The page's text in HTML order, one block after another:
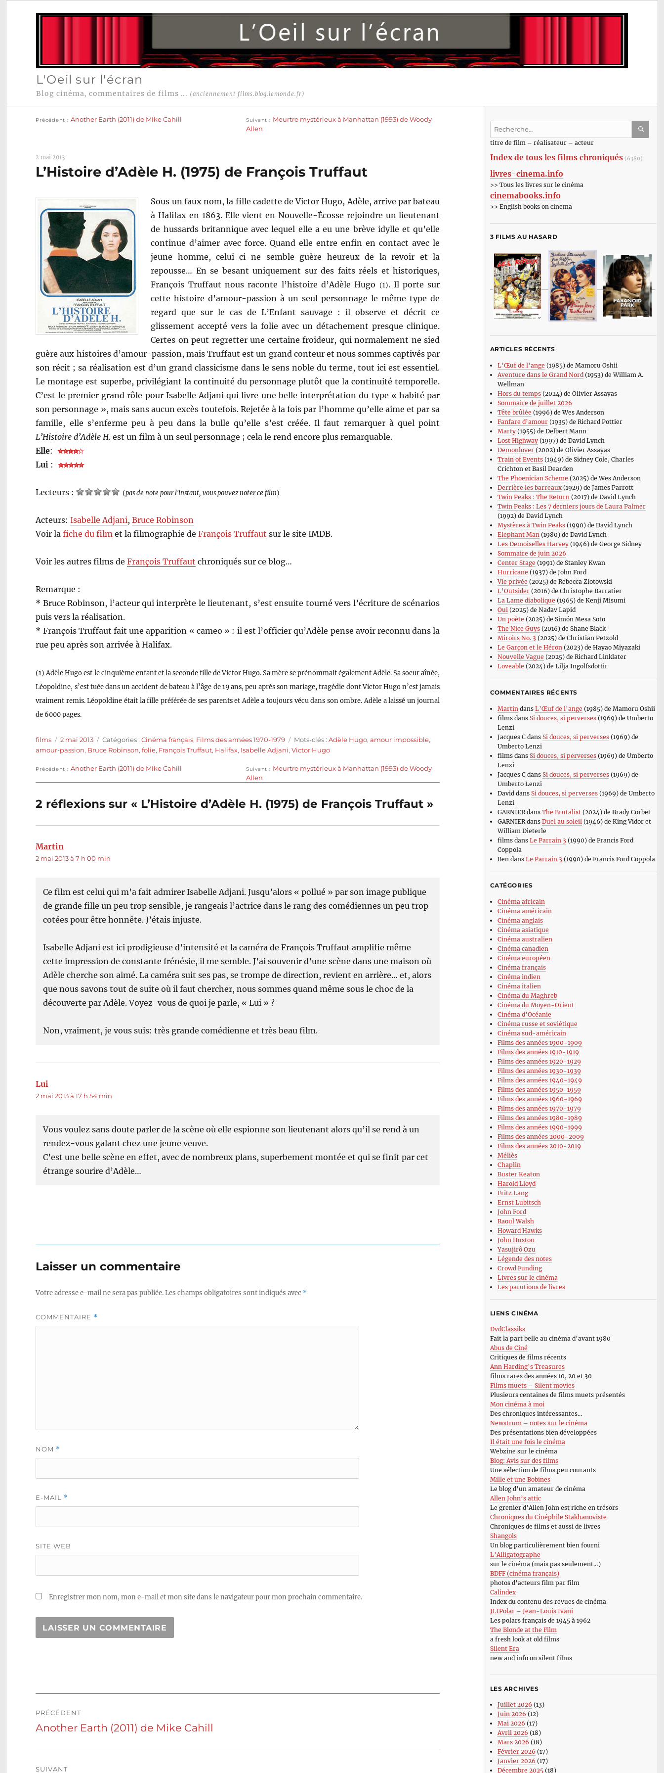
L'Oeil sur l'écran
Blog cinéma, commentaires de films ... (anciennement films.blog.lemonde.fr)
Navigation
Précédent Another Earth (2011) de Mike Cahill Suivant
Meurtre mystérieux à Manhattan (1993) de Woody
Allen
2 mai 2013
L’Histoire d’Adèle H. (1975) de François Truffaut
Sous un faux nom, la fille cadette de Victor Hugo, Adèle, arrive par bateau
à Halifax en 1863. Elle vient en Nouvelle-Écosse rejoindre un lieutenant
de hussards britannique avec lequel elle a eu une brève idylle et qu’elle
continue d’aimer avec force. Quand elle entre enfin en contact avec le
jeune homme, celui-ci ne semble guère heureux de la revoir et la
repousse… En se besant uniquement sur des faits réels et historiques,
François Truffaut nous raconte l’histoire d’Adèle Hugo (1). Il porte sur
cette histoire d’amour-passion à un seul personnage le même type de
regard que sur le cas de L’Enfant sauvage : il observe et décrit ce
glissement accepté vers la folie avec un détachement presque clinique.
Certes on peut regretter une certaine froideur, qui normalement ne sied
guère aux histoires d’amour-passion, mais Truffaut est un grand conteur et nous sommes captivés par
son récit ; sa réalisation est d’un grand classicisme dans le sens noble du terme, tout ici est essentiel.
Le montage est superbe, privilégiant la continuité du personnage plutôt que la continuité temporelle.
C’est le premier grand rôle pour Isabelle Adjani qui livre une belle interprétation du type « habité par
son personnage », mais sans aucun excès toutefois. Rejetée à la fois par l’homme qu’elle aime et par sa
famille, elle s’enferme peu à peu dans la bulle qu’elle s’est créée. Il faut remarquer à quel point
L’Histoire d’Adèle H. est un film à un seul personnage ; cela le rend encore plus remarquable.
Elle:
Lui :
Lecteurs : (pas de note pour l'instant, vous pouvez noter ce film)
Acteurs:Isabelle Adjani,Bruce Robinson
Voir lafiche du film et la filmographie deFrançois Truffaut sur le site IMDB.
Voir les autres films deFrançois Truffaut chroniqués sur ce blog…
Remarque :
* Bruce Robinson, l’acteur qui interprète le lieutenant, s’est ensuite tourné vers l’écriture de scénarios
puis vers la réalisation.
* François Truffaut fait une apparition « cameo » : il est l’officier qu’Adèle pense avoir reconnu dans la
rue peu après son arrivée à Halifax.
(1) Adèle Hugo est le cinquième enfant et la seconde fille de Victor Hugo. Sa mère se prénommait également Adèle. Sa soeur aînée,
Léopoldine, s’est tuée dans un accident de bateau à l’âge de 19 ans, peu après son mariage, tragédie dont Victor Hugo n’est jamais
vraiment remis. Léopoldine était la fille préférée de ses parents et Adèle a toujours vécu dans son ombre. Adèle a laissé un journal
de 6000 pages.
Auteur
films
Publié
le
2 mai 2013 Catégories
Catégories :Cinéma français, Films des années 1970-1979 Étiquettes
Mots-clés :Adèle Hugo,amour impossible,
amour-passion, Bruce Robinson,folie, François Truffaut, Halifax, Isabelle Adjani,Victor Hugo
Navigation
Précédent
Publication
Another Earth (2011) de Mike Cahill Suivant
Publication
Meurtre mystérieux à Manhattan (1993) de Woody
Allen
2 réflexions sur « L’Histoire d’Adèle H. (1975) de François Truffaut »
Martin
2 mai 2013 à 7 h 00 min
Ce film est celui qui m’a fait admirer Isabelle Adjani. Jusqu’alors « pollué » par son image publique
de grande fille un peu trop sensible, je rangeais l’actrice dans le rang des comédiennes un peu trop
cotées pour être honnête. J’étais injuste.
Isabelle Adjani est ici prodigieuse d’intensité et la caméra de François Truffaut amplifie même
cette impression de constante frénésie, il me semble. J’ai souvenir d’une scène dans une maison où
Adèle cherche son aimé. La caméra suit ses pas, se trompe de direction, revient en arrière… et, alors
que nous savons tout de suite où il faut chercher, nous sommes quand même sous le choc de la
découverte par Adèle. Voyez-vous de quoi je parle, « Lui » ?
Non, vraiment, je vous suis: très grande comédienne et très beau film.
Lui
2 mai 2013 à 17 h 54 min
Vous voulez sans doute parler de la scène où elle espionne son lieutenant alors qu’il se rend à un
rendez-vous galant chez une jeune veuve.
C’est une belle scène en effet, avec de nombreux plans, superbement montée et qui se finit par cet
étrange sourire d’Adèle…
Laisser un commentaire
Votre adresse e-mail ne sera pas publiée.Les champs obligatoires sont indiqués avec *
COMMENTAIRE *
NOM *
E-MAIL *
SITE WEB
Enregistrer mon nom, mon e-mail et mon site dans le navigateur pour mon prochain commentaire.
de
PRÉCÉDENT
Publication
Another Earth (2011) de Mike Cahill
SUIVANT
Recherche
:titre de film – réalisateur – acteur
Index de tous les films chroniqués (6380)
livres-cinema.info
>> Tous les livres sur le cinéma
cinemabooks.info
>> English books on cinema
3 FILMS AU HASARD
ARTICLES RÉCENTS
L’Œuf de l’ange (1985) de Mamoru Oshii
Aventure dans le Grand Nord(1953) de William A.
Wellman
Hors du temps(2024) de Olivier Assayas
Sommaire de juillet 2026
Tête brûlée (1996) de Wes Anderson
Fanfare d’amour(1935) de Richard Pottier
Marty(1955) de Delbert Mann
Lost Highway(1997) de David Lynch
Demonlover(2002) de Olivier Assayas
Train of Events(1949) de Sidney Cole, Charles
Crichton et Basil Dearden
The Phoenician Scheme (2025) de Wes Anderson
Derrière les barreaux(1929) de James Parrott
Twin Peaks : The Return(2017) de David Lynch
Twin Peaks : Les 7 derniers jours de Laura Palmer
(1992) de David Lynch
Mystères à Twin Peaks(1990) de David Lynch
Elephant Man(1980) de David Lynch
Les Demoiselles Harvey(1946) de George Sidney
Sommaire de juin 2026
Center Stage (1991) de Stanley Kwan
Hurricane (1937) de John Ford
Vie privée (2025) de Rebecca Zlotowski
L’Outsider(2016) de Christophe Barratier
La Lame diabolique (1965) de Kenji Misumi
Oui(2025) de Nadav Lapid
Un poète (2025) de Simón Mesa Soto
The Nice Guys(2016) de Shane Black
Miroirs No. 3 (2025) de Christian Petzold
Le Garçon et le Héron(2023) de Hayao Miyazaki
Nouvelle Vague (2025) de Richard Linklater
Loveable (2024) de Lilja Ingolfsdottir
COMMENTAIRES RÉCENTS
Martin dans L’Œuf de l’ange (1985) de Mamoru Oshii
filmsdans Si douces, si perverses(1969) de Umberto
Lenzi
Jacques Cdans Si douces, si perverses(1969) de
Umberto Lenzi
filmsdans Si douces, si perverses(1969) de Umberto
Lenzi
Jacques Cdans Si douces, si perverses(1969) de
Umberto Lenzi
David dans Si douces, si perverses(1969) de Umberto
Lenzi
GARNIERdans The Brutalist(2024) de Brady Corbet
GARNIERdans Duel au soleil (1946) de King Vidor et
William Dieterle
filmsdans Le Parrain 3 (1990) de Francis Ford
Coppola
Ben dans Le Parrain 3 (1990) de Francis Ford Coppola
CATÉGORIES
Cinéma africain
Cinéma américain
Cinéma anglais
Cinéma asiatique
Cinéma australien
Cinéma canadien
Cinéma européen
Cinéma français
Cinéma indien
Cinéma italien
Cinéma du Maghreb
Cinéma du Moyen-Orient
Cinéma d’Océanie
Cinéma russe et soviétique
Cinéma sud-américain
Films des années 1900-1909
Films des années 1910-1919
Films des années 1920-1929
Films des années 1930-1939
Films des années 1940-1949
Films des années 1950-1959
Films des années 1960-1969
Films des années 1970-1979
Films des années 1980-1989
Films des années 1990-1999
Films des années 2000-2009
Films des années 2010-2019
Méliès
Chaplin
Buster Keaton
Harold Lloyd
Fritz Lang
Ernst Lubitsch
John Ford
Raoul Walsh
Howard Hawks
John Huston
Yasujirô Ozu
Légende des notes
Crowd Funding
Livres sur le cinéma
Les parutions de livres
LIENS CINÉMA
DvdClassiks
Fait la part belle au cinéma d’avant 1980
Abus de Ciné
Critiques de films récents
Ann Harding’s Treasures
films rares des années 10, 20 et 30
Films muets – Silent movies
Plusieurs centaines de films muets présentés
Mon cinéma à moi
Des chroniques intéressantes…
Newstrum – notes sur le cinéma
Des présentations bien développées
Il était une fois le cinéma
Webzine sur le cinéma
Blog: Avis sur des films
Une sélection de films peu courants
Mille et une Bobines
Le blog d’un amateur de cinéma
Allen John’s attic
Le grenier d’Allen John est riche en trésors
Chroniques du Cinéphile Stakhanoviste
Chroniques de films et aussi de livres
Shangols
Un blog particulièrement bien fourni
L’Alligatographe
sur le cinéma (mais pas seulement…)
BDFF (cinéma français)
photos d’acteurs film par film
Calindex
Index du contenu des revues de cinéma
JLIPolar – Jean-Louis Ivani
Les polars français de 1945 à 1962
The Blonde at the Film
a fresh look at old films
Silent Era
new and info on silent films
LES ARCHIVES
Juillet 2026 (13)
Juin 2026 (12)
Mai 2026 (17)
Avril 2026 (18)
Mars 2026 (18)
Février 2026 (17)
Janvier 2026 (17)
Décembre 2025(18)